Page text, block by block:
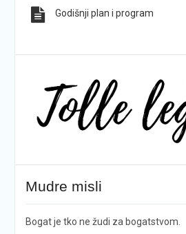
Godišnji plan i program
Mudre misli
Bogat je tko ne žudi za bogatstvom.